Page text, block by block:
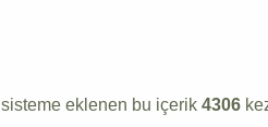
sisteme eklenen bu içerik4306